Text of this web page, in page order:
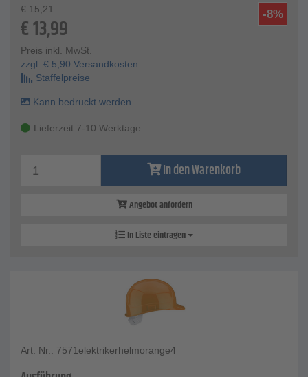
-8%
€ 15,21
€13,99
Preis inkl. MwSt.
zzgl. € 5,90 Versandkosten
Staffelpreise
Kann bedruckt werden
Lieferzeit 7-10 Werktage
In den Warenkorb
Angebot anfordern
In Liste eintragen
Art. Nr.: 7571elektrikerhelmorange4